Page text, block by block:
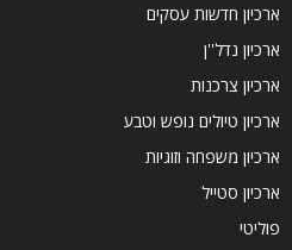
ארכיון חדשות עסקים
ארכיון נדל''ן
ארכיון צרכנות
ארכיון טיולים נופש וטבע
ארכיון משפחה וזוגיות
ארכיון סטייל
פוליטי